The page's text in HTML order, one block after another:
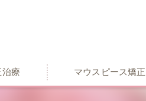
療 マウスピース矯正